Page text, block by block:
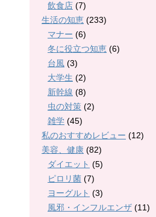
飲食店 (7)
生活の知恵 (233)
マナー (6)
冬に役立つ知恵 (6)
台風 (3)
大学生 (2)
新幹線 (8)
虫の対策 (2)
雑学 (45)
私のおすすめレビュー (12)
美容、健康 (82)
ダイエット (5)
ピロリ菌 (7)
ヨーグルト (3)
風邪・インフルエンザ (11)